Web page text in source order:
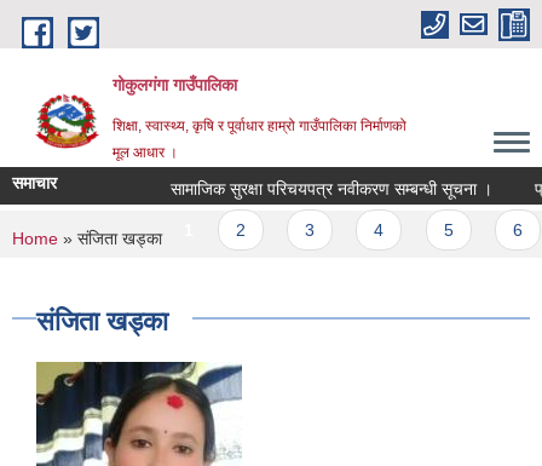
Skip to main content
गोकुलगंगा गाउँपालिका
शिक्षा, स्वास्थ्य, कृषि र पूर्वाधार हाम्रो गाउँपालिका निर्माणको
मूल आधार ।
समाचार सामाजिक सुरक्षा परिचयपत्र नवीकरण सम्बन्धी सूचना ।
Pages
You are here
Home » संजिता खड्का
संजिता खड्का